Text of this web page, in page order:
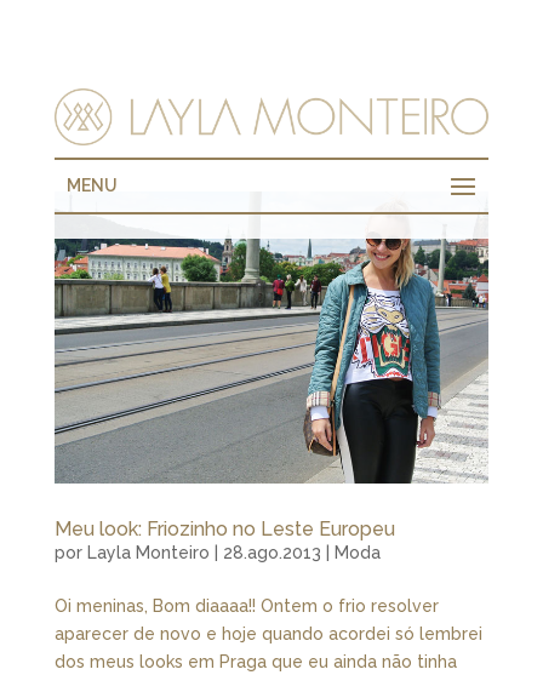
MENU
Meu look: Friozinho no Leste Europeu
por Layla Monteiro 28.ago.2013 Moda
Oi meninas, Bom diaaaa!! Ontem o frio resolver
aparecer de novo e hoje quando acordei só lembrei
dos meus looks em Praga que eu ainda não tinha